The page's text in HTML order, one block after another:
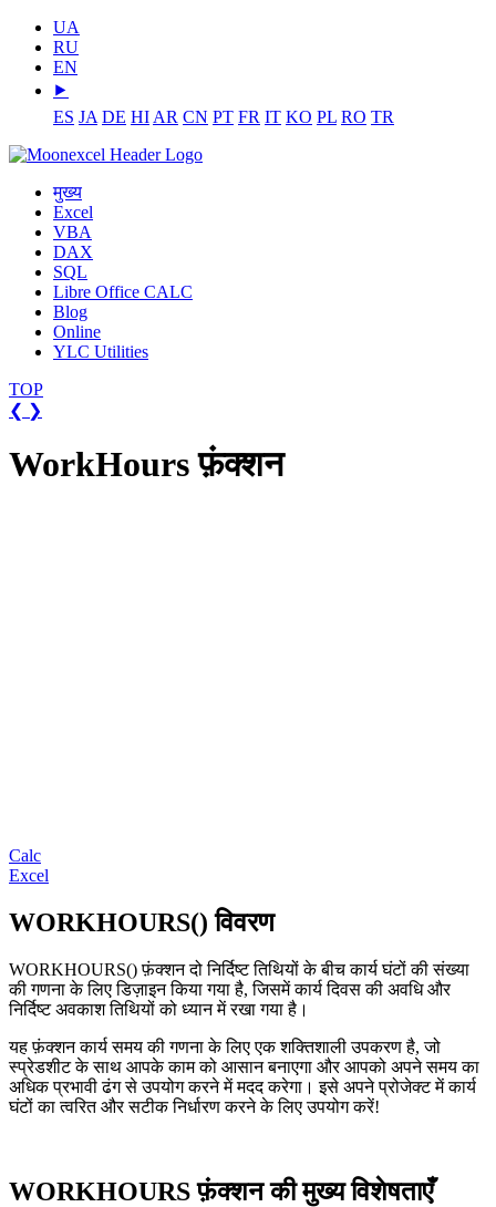
UA
RU
EN
⯈
ES JA DE HI AR CN PT FR IT KO PL RO TR
मुख्य
Excel
VBA
DAX
SQL
Libre Office CALC
Blog
Online
YLC Utilities
TOP
❮ ❯
WorkHours फ़ंक्शन
Calc
Excel
WORKHOURS() विवरण
WORKHOURS() फ़ंक्शन दो निर्दिष्ट तिथियों के बीच कार्य घंटों की संख्या
की गणना के लिए डिज़ाइन किया गया है, जिसमें कार्य दिवस की अवधि और
निर्दिष्ट अवकाश तिथियों को ध्यान में रखा गया है।
यह फ़ंक्शन कार्य समय की गणना के लिए एक शक्तिशाली उपकरण है, जो
स्प्रेडशीट के साथ आपके काम को आसान बनाएगा और आपको अपने समय का
अधिक प्रभावी ढंग से उपयोग करने में मदद करेगा। इसे अपने प्रोजेक्ट में कार्य
घंटों का त्वरित और सटीक निर्धारण करने के लिए उपयोग करें!
WORKHOURS फ़ंक्शन की मुख्य विशेषताएँ